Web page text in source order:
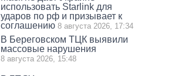
использовать Starlink для
ударов по рф и призывает к
соглашению 8 августа 2026, 17:34
В Береговском ТЦК выявили
массовые нарушения
8 августа 2026, 15:48